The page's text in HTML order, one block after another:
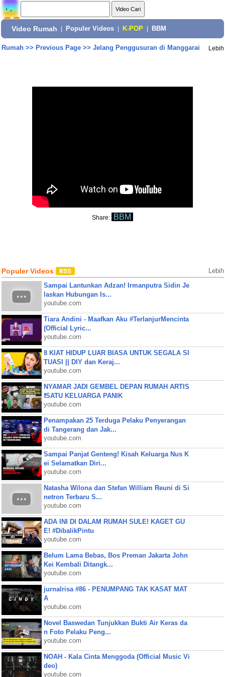
Video Rumah Populer Videos K-POP BBM
Rumah>> Previous Page>> Jelang Penggusuran di Manggarai Lebih
Share: BBM
Populer Videos Lebih
Sampai Lantunkan Adzan! Irmanputra Sidin Je
laskan Hubungan Is...
youtube.com
Tiara Andini - Maafkan Aku #TerlanjurMencinta
(Official Lyric...
youtube.com
8 KIAT HIDUP LUAR BIASA UNTUK SEGALA SI
TUASI || DIY dan Keraj...
youtube.com
NYAMAR JADI GEMBEL DEPAN RUMAH ARTIS
❗SATU KELUARGA PANIK
youtube.com
Penampakan 25 Terduga Pelaku Penyerangan
di Tangerang dan Jak...
youtube.com
Sampai Panjat Genteng! Kisah Keluarga Nus K
ei Selamatkan Diri...
youtube.com
Natasha Wilona dan Stefan William Reuni di Si
netron Terbaru S...
youtube.com
ADA INI DI DALAM RUMAH SULE! KAGET GU
E! #DibalikPintu
youtube.com
Belum Lama Bebas, Bos Preman Jakarta John
Kei Kembali Ditangk...
youtube.com
jurnalrisa #86 - PENUMPANG TAK KASAT MAT
A
youtube.com
Novel Baswedan Tunjukkan Bukti Air Keras da
n Foto Pelaku Peng...
youtube.com
NOAH - Kala Cinta Menggoda (Official Music Vi
deo)
youtube.com